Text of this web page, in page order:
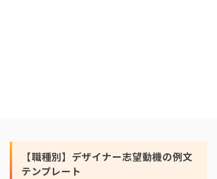
【職種別】デザイナー志望動機の例文
テンプレート